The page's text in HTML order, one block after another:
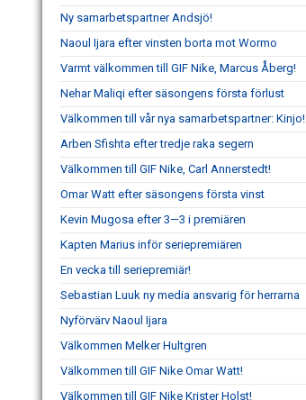
Ny samarbetspartner Andsjö!
Naoul Ijara efter vinsten borta mot Wormo
Varmt välkommen till GIF Nike, Marcus Åberg!
Nehar Maliqi efter säsongens första förlust
Välkommen till vår nya samarbetspartner: Kinjo!
Arben Sfishta efter tredje raka segern
Välkommen till GIF Nike, Carl Annerstedt!
Omar Watt efter säsongens första vinst
Kevin Mugosa efter 3—3 i premiären
Kapten Marius inför seriepremiären
En vecka till seriepremiär!
Sebastian Luuk ny media ansvarig för herrarna
Nyförvärv Naoul Ijara
Välkommen Melker Hultgren
Välkommen till GIF Nike Omar Watt!
Välkommen till GIF Nike Krister Holst!